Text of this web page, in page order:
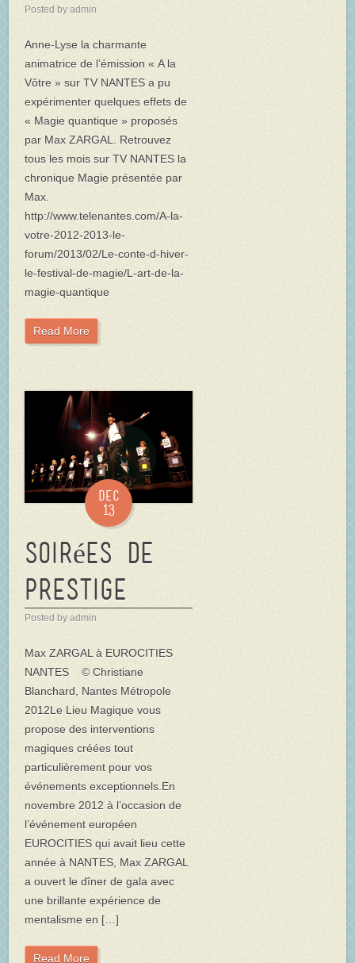
Posted by admin
Anne-Lyse la charmante
animatrice de l’émission « A la
Vôtre » sur TV NANTES a pu
expérimenter quelques effets de
« Magie quantique » proposés
par Max ZARGAL. Retrouvez
tous les mois sur TV NANTES la
chronique Magie présentée par
Max.
http://www.telenantes.com/A-la-
votre-2012-2013-le-
forum/2013/02/Le-conte-d-hiver-
le-festival-de-magie/L-art-de-la-
magie-quantique
Read More
Dec
13
Soirées de
prestige
Posted by admin
Max ZARGAL à EUROCITIES
NANTES © Christiane
Blanchard, Nantes Métropole
2012Le Lieu Magique vous
propose des interventions
magiques créées tout
particulièrement pour vos
événements exceptionnels.En
novembre 2012 à l’occasion de
l’événement européen
EUROCITIES qui avait lieu cette
année à NANTES, Max ZARGAL
a ouvert le dîner de gala avec
une brillante expérience de
mentalisme en […]
Read More